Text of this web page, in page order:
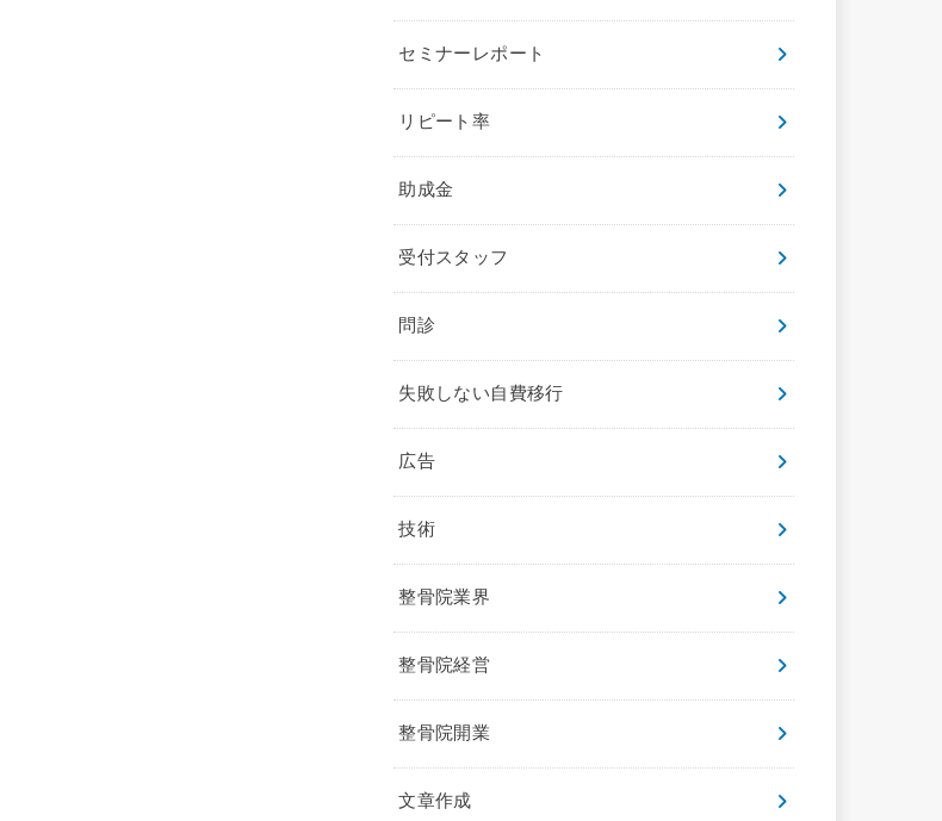
セミナーレポート
リピート率
助成金
受付スタッフ
問診
失敗しない自費移行
広告
技術
整骨院業界
整骨院経営
整骨院開業
文章作成